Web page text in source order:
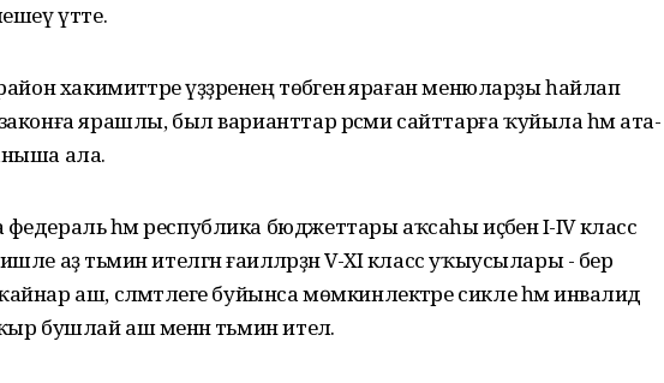
үтте.
хакимиәттәре үҙҙәренең төбәгенә яраған менюларҙы һайлап
ярашлы, был варианттар рәсми сайттарға ҡуйыла һәм ата-
ала.
һәм республика бюджеттары аҡсаһы иҫәбенә I-IV класс
аҙ тәьмин ителгән ғаиләләрҙән V-XI класс уҡыусылары - бер
аш, сәләмәтлеге буйынса мөмкинлектәре сикле һәм инвалид
бушлай аш менән тәьмин ителә.